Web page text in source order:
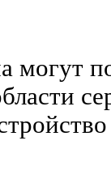
могут